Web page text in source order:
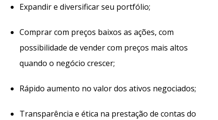
Expandir e diversificar seu portfólio;
Comprar com preços baixos as ações, com
possibilidade de vender com preços mais altos
quando o negócio crescer;
Rápido aumento no valor dos ativos negociados;
Transparência e ética na prestação de contas do